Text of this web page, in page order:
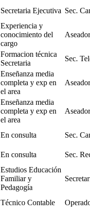
Secretaria Ejecutiva Sec.
Experiencia y
conocimiento del
cargo
Formacion técnica
Secretaria
Sec.
Enseñanza media
completa y exp en
el area
Enseñanza media
completa y exp en
el area
En consulta Sec.
En consulta Sec.
Estudios Educación
Familiar y
Pedagogía
Técnico Contable